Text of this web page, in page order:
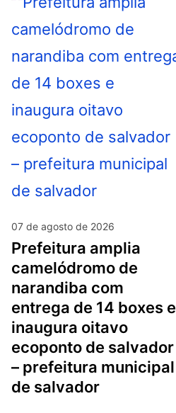
07 de agosto de 2026
prefeitura amplia
camelódromo de
narandiba com
entrega de 14 boxes e
inaugura oitavo
ecoponto de salvador
– prefeitura municipal
de salvador